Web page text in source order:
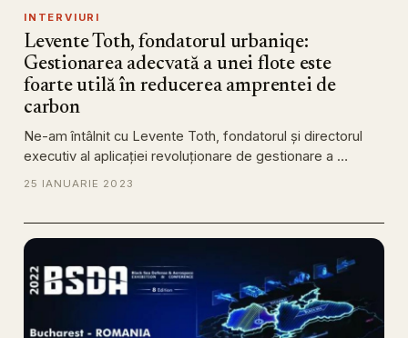
INTERVIURI
Levente Toth, fondatorul urbaniqe:
Gestionarea adecvată a unei flote este
foarte utilă în reducerea amprentei de
carbon
Ne-am întâlnit cu Levente Toth, fondatorul și directorul
executiv al aplicației revoluționare de gestionare a …
25 IANUARIE 2023